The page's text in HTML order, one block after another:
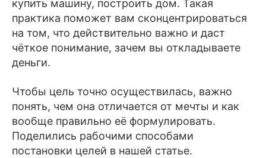
купить машину, построить дом. Такая
практика поможет вам сконцентрироваться
на том, что действительно важно и даст
чёткое понимание, зачем вы откладываете
деньги.
Чтобы цель точно осуществилась, важно
понять, чем она отличается от мечты и как
вообще правильно её формулировать.
Поделились рабочими способами
постановки целей в нашей статье.